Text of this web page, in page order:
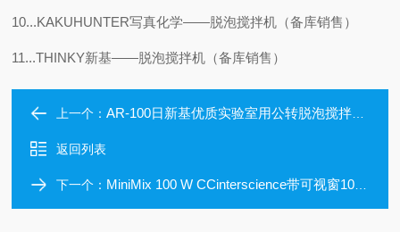
10...KAKUHUNTER写真化学——脱泡搅拌机（备库销售）
11...THINKY新基——脱泡搅拌机（备库销售）
上一个：AR-100日新基优质实验室用公转脱泡搅拌机玉科现货
返回列表
下一个： MiniMix 100 W CCinterscience带可视窗100毫升实验室均质器